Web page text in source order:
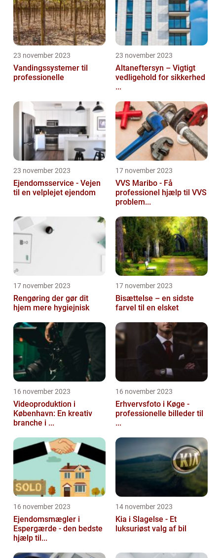
23 november 2023
Vandingssystemer til
professionelle
23 november 2023
Altaneftersyn – Vigtigt
vedligehold for sikkerhed
...
23 november 2023
Ejendomsservice - Vejen
til en velplejet ejendom
17 november 2023
VVS Maribo - Få
professionel hjælp til VVS
problem...
17 november 2023
Rengøring der gør dit
hjem mere hygiejnisk
17 november 2023
Bisættelse – en sidste
farvel til en elsket
16 november 2023
Videoproduktion i
København: En kreativ
branche i ...
16 november 2023
Erhvervsfoto i Køge -
professionelle billeder til
...
16 november 2023
Ejendomsmægler i
Espergærde - den bedste
hjælp til...
14 november 2023
Kia i Slagelse - Et
luksuriøst valg af bil